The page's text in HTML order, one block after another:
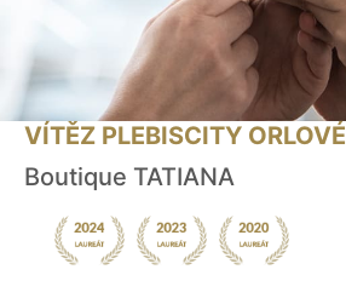
VÍTĚZ PLEBISCITY ORLOVÉ
Boutique TATIANA